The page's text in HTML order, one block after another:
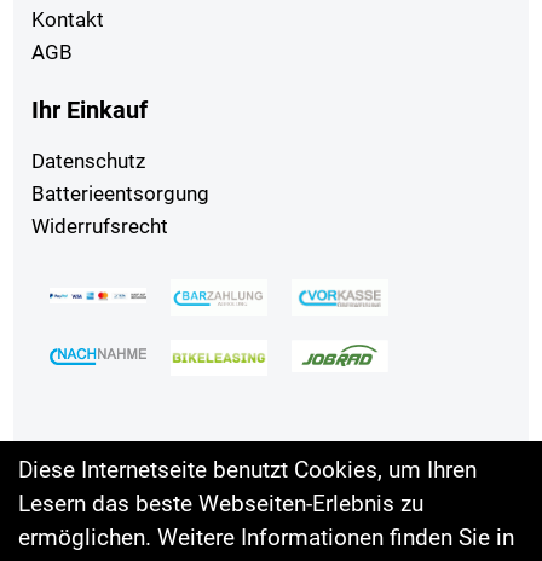
Kontakt
AGB
Ihr Einkauf
Datenschutz
Batterieentsorgung
Widerrufsrecht
Diese Internetseite benutzt Cookies, um Ihren
Lesern das beste Webseiten-Erlebnis zu
ermöglichen. Weitere Informationen finden Sie in
Auftrag widerrufen